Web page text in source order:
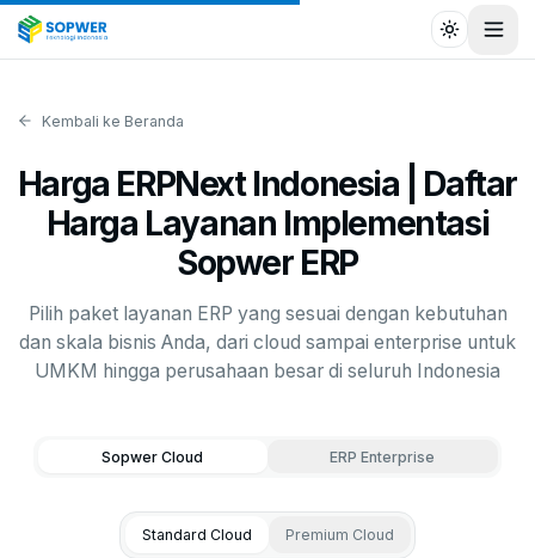
Toggle
Kembali ke Beranda
Harga ERPNext Indonesia | Daftar
Harga Layanan Implementasi
Sopwer ERP
Pilih paket layanan ERP yang sesuai dengan kebutuhan
dan skala bisnis Anda, dari cloud sampai enterprise untuk
UMKM hingga perusahaan besar di seluruh Indonesia
Sopwer Cloud ERP Enterprise
Standard Cloud Premium Cloud